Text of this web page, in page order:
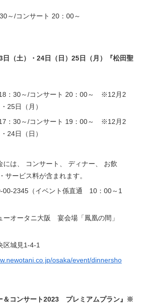
～/コンサート 20：00～
（土）・24日（日）25日（月）『松田聖
：30～/コンサート 20：00～ ※12月2
25日（月）
：30～/コンサート 19：00～ ※12月2
24日（日）
は、 コンサート、 ディナー、 お飲
サービス料が含まれます。
00-2345（イベント係直通 10：00～1
ーオータニ大阪 宴会場「鳳凰の間」
区城見1-4-1
osaka/event/dinnersho
＆コンサート2023 プレミアムプラン』※